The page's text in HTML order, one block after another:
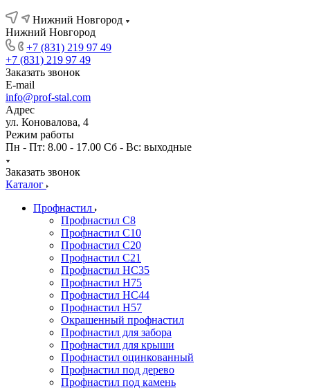
Нижний Новгород
Нижний Новгород
+7 (831) 219 97 49
+7 (831) 219 97 49
Заказать звонок
E-mail
info@prof-stal.com
Адрес
ул. Коновалова, 4
Режим работы
Пн - Пт: 8.00 - 17.00 Сб - Вс: выходные
Заказать звонок
Каталог
Профнастил
Профнастил С8
Профнастил С10
Профнастил С20
Профнастил С21
Профнастил НС35
Профнастил Н75
Профнастил HC44
Профнастил Н57
Окрашенный профнастил
Профнастил для забора
Профнастил для крыши
Профнастил оцинкованный
Профнастил под дерево
Профнастил под камень